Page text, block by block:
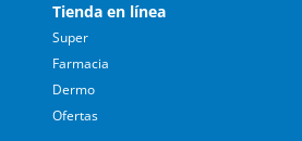
Tienda en línea
Super
Farmacia
Dermo
Ofertas